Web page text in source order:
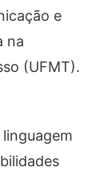
e
na
(UFMT).